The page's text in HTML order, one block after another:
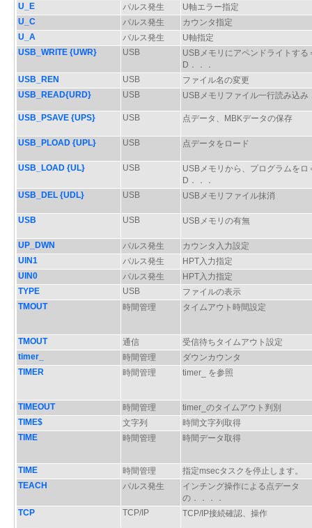
U_E パルス発生
U軸エラー指定
U_C
パルス発生
カウンタ指定
U_A
パルス発生
U軸指定
USB_WRITE {UWR}
USB
USBメモリにアペンドライトする
D．．．
USB_REN
USB
ファイル名の変更
USB_READ{URD}
USB USBメモリファイル一行読み込み
USB_PSAVE {UPS} USB 点データ、MBKデータの保存
USB_PLOAD {UPL} USB 点データをロード
USB_LOAD {UL} USB
USBメモリから、プログラムをロ
D．．．
USB_DEL {UDL}
USB USBメモリファイル抹消
USB USB USBメモリの有無
UP_DWN パルス発生
カウンタ入力設定
UIN1
パルス発生
HPT入力指定
UIN0
パルス発生
HPT入力指定
TYPE
USB
ファイルの表示
TMOUT
時間管理 タイムアウト時間設定
TMOUT 通信
受信待ちタイムアウト設定
timer_
時間管理
ダウンカウンタ
TIMER
時間管理 timer_ を参照
TIMEOUT 時間管理
timer_のタイムアウト判別
TIME$
文字列
時間文字列取得
TIME
時間管理 時間データ取得
TIME 時間管理
指定msecタスクを停止します。
TEACH
パルス発生
インチング操作による点データ
の．．．．
TCP
TCP/IP TCP/IP接続確認、操作